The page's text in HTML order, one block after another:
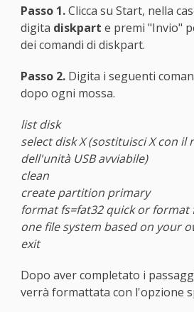
Passo 1.Clicca su Start, nella
digita diskpart e premi "Invio"
dei comandi di diskpart.
Passo 2.Digita i seguenti
dopo ogni mossa.
list disk
select disk X (sostituisci X con il
dell'unità USB avviabile)
clean
create partition primary
format fs=fat32 quick or format
one file system based on your
exit
Dopo aver completato i
verrà formattata con l'opzione